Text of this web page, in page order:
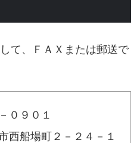
て、ＦＡＸまたは郵送で
０９０１
西船場町２－２４－１